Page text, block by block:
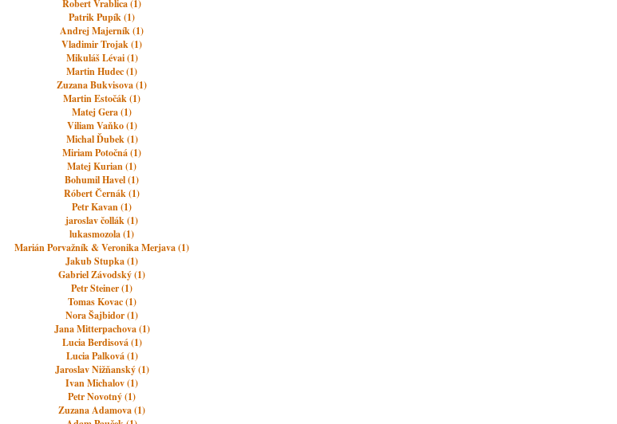
Robert Vrablica (1)
Patrik Pupík (1)
Andrej Majerník (1)
Vladimir Trojak (1)
Mikuláš Lévai (1)
Martin Hudec (1)
Zuzana Bukvisova (1)
Martin Estočák (1)
Matej Gera (1)
Viliam Vaňko (1)
Michal Ďubek (1)
Miriam Potočná (1)
Matej Kurian (1)
Bohumil Havel (1)
Róbert Černák (1)
Petr Kavan (1)
jaroslav čollák (1)
lukasmozola (1)
Marián Porvažník & Veronika Merjava (1)
Jakub Stupka (1)
Gabriel Závodský (1)
Petr Steiner (1)
Tomas Kovac (1)
Nora Šajbidor (1)
Jana Mitterpachova (1)
Lucia Berdisová (1)
Lucia Palková (1)
Jaroslav Nižňanský (1)
Ivan Michalov (1)
Petr Novotný (1)
Zuzana Adamova (1)